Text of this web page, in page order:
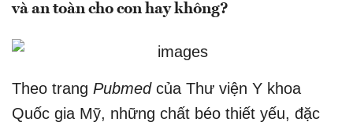
và an toàn cho con hay không?
Theo trang Pubmedcủa Thư viện Y khoa
Quốc gia Mỹ, những chất béo thiết yếu, đặc